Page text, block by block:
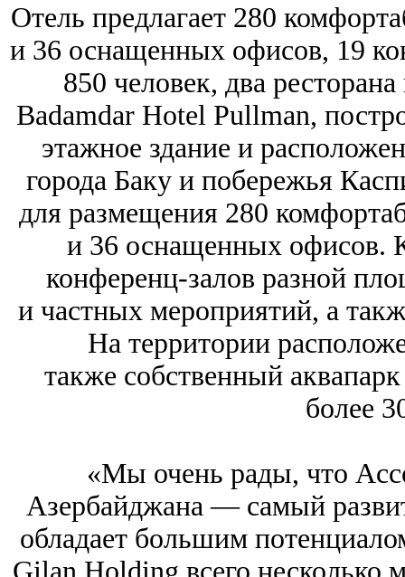
Отель предлагает 280
и 36 оснащенных офисов, 19
850 человек, два
Badamdar Hotel Pullman,
этажное здание и
города Баку и побережья
для размещения 280
и 36 оснащенных офисов.
конференц-залов разной
и частных мероприятий, а
На территории
также собственный
более
«Мы очень рады, что
Азербайджана — самый
обладает большим